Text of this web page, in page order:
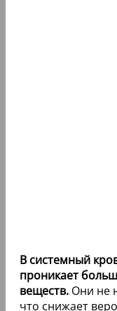
В системный
проникает
веществ. Они не
что снижает